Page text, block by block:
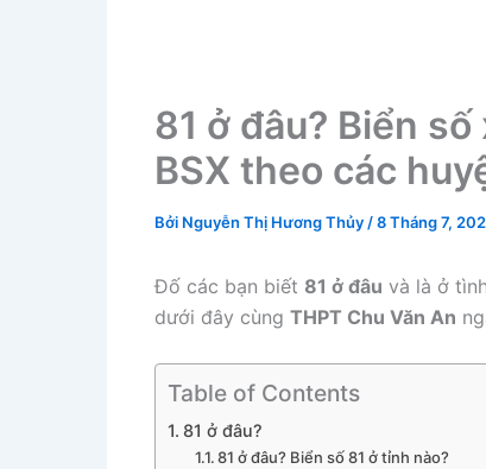
81 ở đâu? Biển
BSX theo các
Bởi Nguyễn Thị Hương Thủy /8 Tháng 7,
Đố các bạn biết 81 ở đâu và là ở
dưới đây cùng THPT Chu Văn An
Table of Contents
81 ở đâu?
81 ở đâu? Biển số 81 ở tỉnh nào?